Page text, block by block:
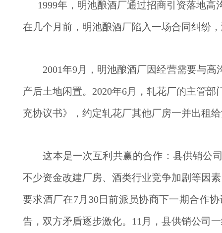
1999年，明池酿酒厂通过招商引资落地
在几个月前，明池酿酒厂陷入一场合同纠纷
2001年9月，明池酿酒厂因经营需要与高
产后土地闲置。2020年6月，轧花厂的主管
充协议书》，约定轧花厂其他厂房一并出租
这本是一次互利共赢的合作：县供销公司
不少资金改建厂房、酒类行业竞争加剧等因
要求酒厂在7月30日前派员协商下一期合作
告，双方矛盾逐步激化。11月，县供销公司